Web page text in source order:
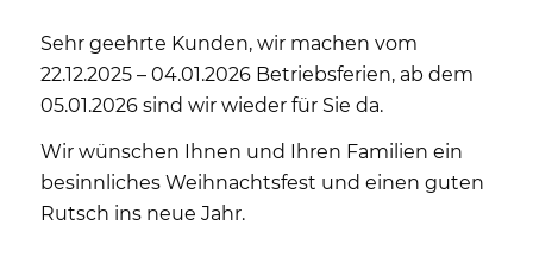
Sehr geehrte Kunden, wir machen vom
22.12.2025 – 04.01.2026 Betriebsferien, ab dem
05.01.2026 sind wir wieder für Sie da.
Wir wünschen Ihnen und Ihren Familien ein
besinnliches Weihnachtsfest und einen guten
Rutsch ins neue Jahr.